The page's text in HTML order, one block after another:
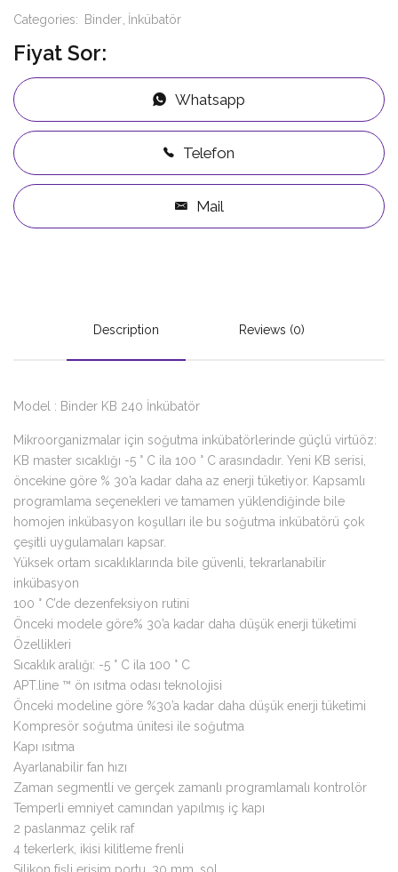
Categories: Binder İnkübatör
Fiyat Sor:
Whatsapp
Telefon
Mail
Description Reviews (0)
Model : Binder KB 240 İnkübatör
Mikroorganizmalar için soğutma inkübatörlerinde güçlü virtüöz:
KB master sıcaklığı -5 ° C ila 100 ° C arasındadır. Yeni KB serisi,
öncekine göre % 30’a kadar daha az enerji tüketiyor. Kapsamlı
programlama seçenekleri ve tamamen yüklendiğinde bile
homojen inkübasyon koşulları ile bu soğutma inkübatörü çok
çeşitli uygulamaları kapsar.
Yüksek ortam sıcaklıklarında bile güvenli, tekrarlanabilir
inkübasyon
100 ° C’de dezenfeksiyon rutini
Önceki modele göre% 30’a kadar daha düşük enerji tüketimi
Özellikleri
Sıcaklık aralığı: -5 ° C ila 100 ° C
APT.line ™ ön ısıtma odası teknolojisi
Önceki modeline göre %30’a kadar daha düşük enerji tüketimi
Kompresör soğutma ünitesi ile soğutma
Kapı ısıtma
Ayarlanabilir fan hızı
Zaman segmentli ve gerçek zamanlı programlamalı kontrolör
Temperli emniyet camından yapılmış iç kapı
2 paslanmaz çelik raf
4 tekerlerk, ikisi kilitleme frenli